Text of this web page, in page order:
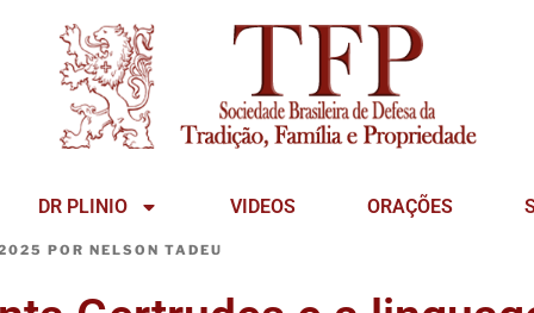
DR PLINIO VIDEOS ORAÇÕES
POR NELSON TADEU